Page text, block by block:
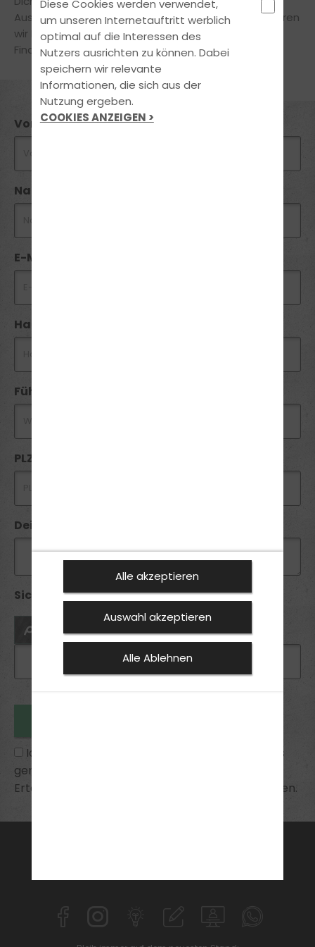
Ausbildungsform beraten zu dürfen. Gerne informieren
wir Dich auch über geeignete
Finanzierungsmöglichkeiten.
Vorname *
Nachname *
E-Mail *
Handynummer *
Führerschein
PLZ *
Deine Anfrage
Sicherheitsabfrage *:
Ich habe die
zur Kenntnis
genommen und bin mit ihnen einverstanden.
Erteilte Einwilligungen kann ich jederzeit widerrufen.
Diese Cookies werden verwendet,
um unseren Internetauftritt werblich
optimal auf die Interessen des
Nutzers ausrichten zu können. Dabei
speichern wir relevante
Informationen, die sich aus der
Nutzung ergeben.
COOKIES ANZEIGEN >
Alle akzeptieren
Auswahl akzeptieren
Alle Ablehnen